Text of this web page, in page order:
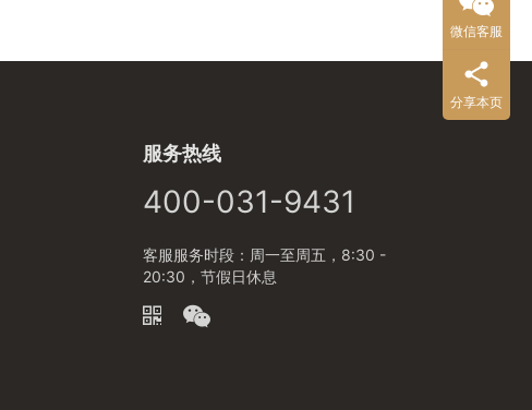
服务热线
400-031-9431
客服服务时段：周一至周五，8:30 -
20:30，节假日休息
微信客服
分享本页